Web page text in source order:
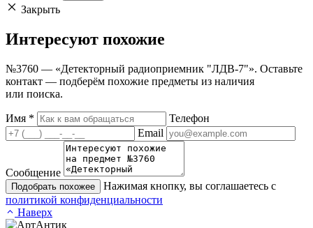
Закрыть
Интересуют похожие
№3760 — «Детекторный радиоприемник "ЛДВ-7"». Оставьте
контакт — подберём похожие предметы из наличия
или поиска.
Имя *
Телефон
Email
Сообщение
Подобрать похожее
Нажимая кнопку, вы соглашаетесь с
политикой конфиденциальности
Наверх